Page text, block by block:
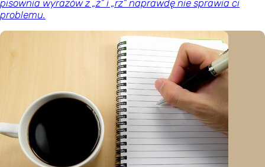
pisownia wyrazów z „ż” i „rz” naprawdę nie sprawia ci
problemu.